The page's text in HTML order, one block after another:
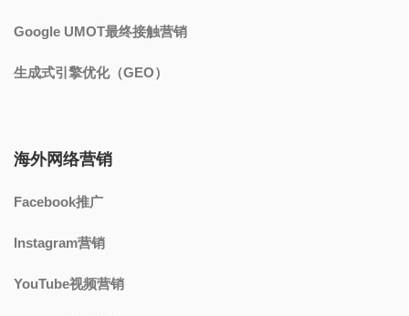
Google UMOT最终接触营销
生成式引擎优化（GEO）
海外网络营销
Facebook推广
Instagram营销
YouTube视频营销